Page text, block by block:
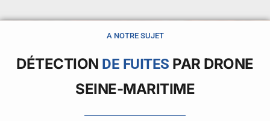
A NOTRE SUJET
DÉTECTION DE FUITES PAR DRONE
SEINE-MARITIME